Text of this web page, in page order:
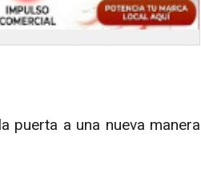
puerta a una nueva manera